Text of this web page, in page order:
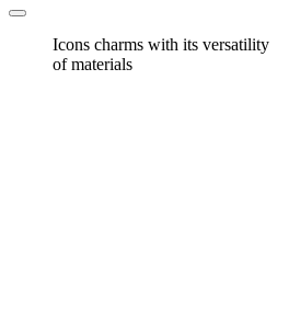
Icons charms with its versatility
of materials